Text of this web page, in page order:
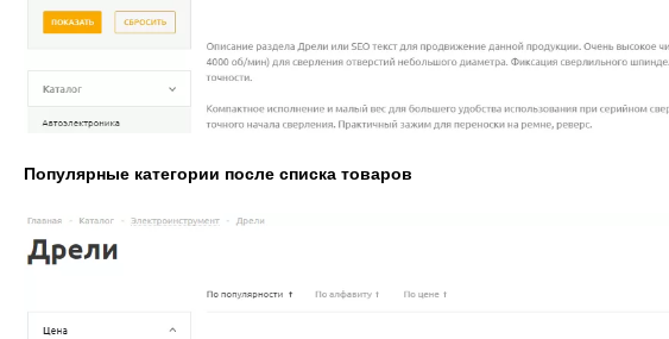
Популярные категории после списка товаров